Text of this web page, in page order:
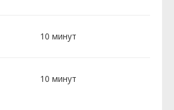
10 минут
10 минут